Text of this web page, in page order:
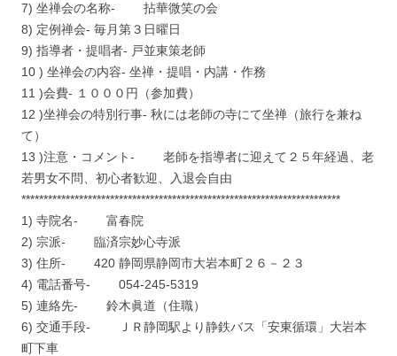
7) 坐禅会の名称- 拈華微笑の会
8) 定例禅会- 毎月第３日曜日
9) 指導者・提唱者- 戸並東策老師
10 ) 坐禅会の内容- 坐禅・提唱・内講・作務
11 )会費- １０００円（参加費）
12 )坐禅会の特別行事- 秋には老師の寺にて坐禅（旅行を兼ね
て）
13 )注意・コメント- 老師を指導者に迎えて２５年経過、老
若男女不問、初心者歓迎、入退会自由
************************************************************************
1) 寺院名- 富春院
2) 宗派- 臨済宗妙心寺派
3) 住所- 420 静岡県静岡市大岩本町２６－２３
4) 電話番号- 054-245-5319
5) 連絡先- 鈴木眞道（住職）
6) 交通手段- ＪＲ静岡駅より静鉄バス「安東循環」大岩本
町下車